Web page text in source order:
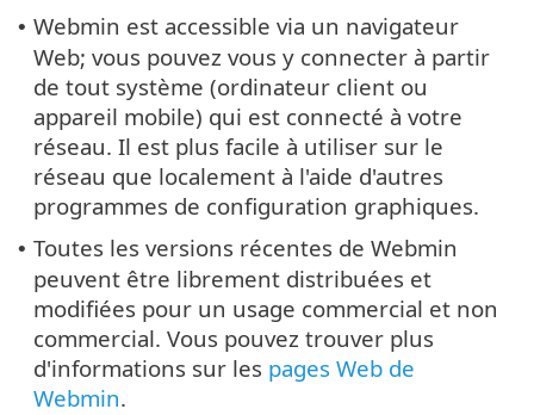
• Webmin est accessible via un navigateur
Web; vous pouvez vous y connecter à partir
de tout système (ordinateur client ou
appareil mobile) qui est connecté à votre
réseau. Il est plus facile à utiliser sur le
réseau que localement à l'aide d'autres
programmes de configuration graphiques.
• Toutes les versions récentes de Webmin
peuvent être librement distribuées et
modifiées pour un usage commercial et non
commercial. Vous pouvez trouver plus
d'informations sur les pages Web de
Webmin.